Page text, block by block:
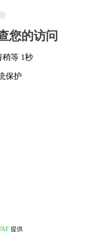
您的访问
稍等 1秒
保护
提供